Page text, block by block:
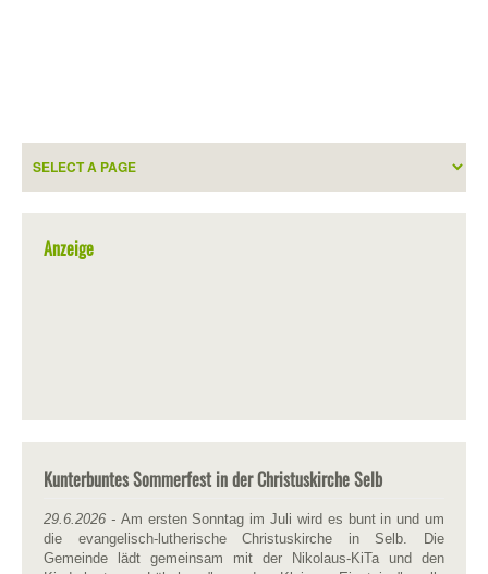
Anzeige
Kunterbuntes Sommerfest in der Christuskirche Selb
29.6.2026 - Am ersten Sonntag im Juli wird es bunt in und um
die evangelisch-lutherische Christuskirche in Selb. Die
Gemeinde lädt gemeinsam mit der Nikolaus-KiTa und den